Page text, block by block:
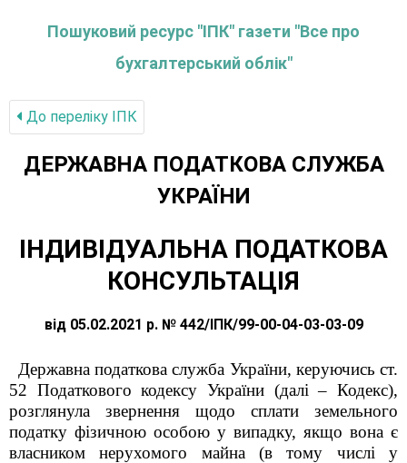
Пошуковий ресурс "ІПК" газети "Все про
бухгалтерський облік"
До переліку IПК
ДЕРЖАВНА ПОДАТКОВА СЛУЖБА
УКРАЇНИ
ІНДИВІДУАЛЬНА ПОДАТКОВА
КОНСУЛЬТАЦІЯ
від 05.02.2021 р. № 442/ІПК/99-00-04-03-03-09
Державна податкова служба України, керуючись ст.
52 Податкового кодексу України (далі – Кодекс),
розглянула звернення щодо сплати земельного
податку фізичною особою у випадку, якщо вона є
власником нерухомого майна (в тому числі у